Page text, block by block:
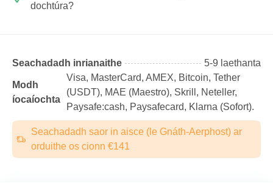
dochtúra?
Seachadadh inrianaithe 5-9 laethanta
Modh
íocaíochta
Visa, MasterCard, AMEX, Bitcoin, Tether
(USDТ), MAE (Maestro), Skrill, Neteller,
Paysafe:cash, Paysafecard, Klarna (Sofort).
Seachadadh saor in aisce (le Gnáth-Aerphost) ar
orduithe os cionn €141